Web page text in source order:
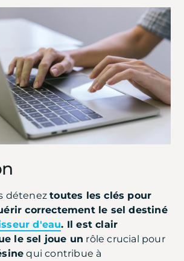
déteneztoutes les clés pour
correctement le sel destiné
d'eau. Il est clair
le sel joue un rôle crucial pour
qui contribue à